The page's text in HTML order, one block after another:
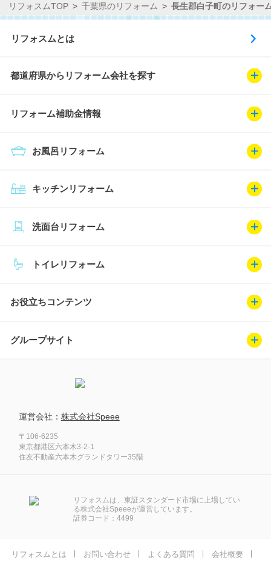
リフォスムTOP 千葉県のリフォーム 長生郡白子町のリフォー
リフォスムとは
都道府県からリフォーム会社を探す
リフォーム補助金情報
キッチンリフォーム
お風呂リフォーム
トイレリフォーム
洗面台リフォーム
お役立ちコンテンツ
グループサイト
運営会社： 株式会社Speee
〒106-6235
東京都港区六本木3-2-1
住友不動産六本木グランドタワー35階
リフォスムは、東証スタンダード市場に上場してい
る株式会社Speeeが運営しています。
証券コード：4499
リフォスムとは お問い合わせ よくある質問 会社概要